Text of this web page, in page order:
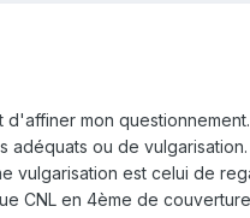
mon
adéquats ou de vulgarisation.
vulgarisation est celui de
CNL en 4ème de